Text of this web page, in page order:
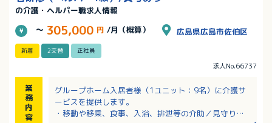
の介護・ヘルパー職求人情報
～ 305,000 円 /月（概算） 広島県広島市佐伯区
新着 2交替 正社員
求人No.66737
業
務
内
容
グループホーム入居者様（1ユニット：9名）に介護サ
ービスを提供します。
・移動や移乗、食事、入浴、排泄等の介助／見守り